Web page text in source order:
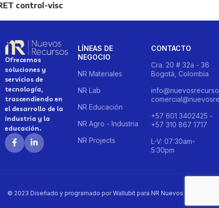
control-visc
Ofrecemos
soluciones y
servicios de
tecnología,
trascendiendo en
el desarrollo de la
industria y la
educación.
LÍNEAS DE
NEGOCIO
NR Materiales
NR Lab
NR Educación
NR Agro - Industria
NR Projects
CONTACTO
Cra. 20 # 32a - 36
Bogotá, Colombia
+57 601 3402425 -
+57 310 867 1717
L-V: 07:30am-
5:30pm
© 2023 Diseñado y programado por Wallubit para NR Nuevos Recursos